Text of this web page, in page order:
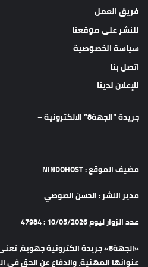
فريق العمل
للنشر على موقعنا
سياسة الخصوصية
اتصل بنا
للإعلان لدينا
جريدة “الجهة8” الالكترونية –
مضيف الموقع : NINDOHOST
مدير النشر : الحسن الصوصي
عدد الزوار ليوم 10/05/2026 : 47984
«الجهة8» جريدة الكترونية
عنوانها المهنية، والدفاع عن الحق في